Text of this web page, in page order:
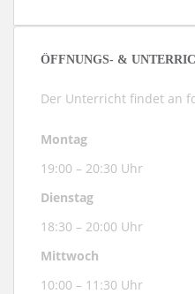
ÖFFNUNGS- &
Der Unterricht findet an
Montag
19:00 – 20:30 Uhr
Dienstag
18:30 – 20:00 Uhr
Mittwoch
10:00 – 11:30 Uhr